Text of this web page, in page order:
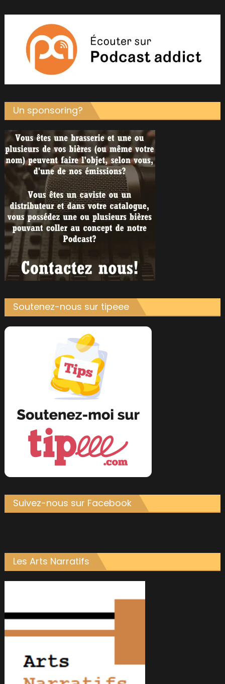
Un sponsoring?
Soutenez-nous sur tipeee
Suivez-nous sur Facebook
Les Arts Narratifs